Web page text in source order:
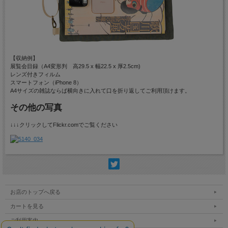
【収納例】
展覧会目録（A4変形判 高29.5 x 幅22.5 x 厚2.5cm)
レンズ付きフィルム
スマートフォン（iPhone 8）
A4サイズの雑誌ならば横向きに入れて口を折り返してご利用頂けます。
その他の写真
↓↓↓クリックしてFlickr.comでご覧ください
お店のトップへ戻る
カートを見る
ご利用案内